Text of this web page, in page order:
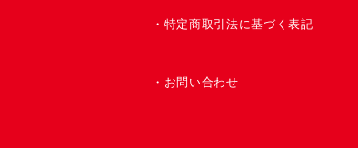
・特定商取引法に基づく表記
・お問い合わせ